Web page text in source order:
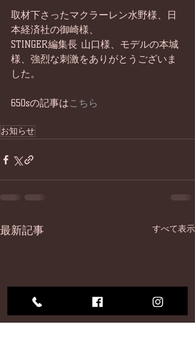
取材下さったマクラーレン水野様、日
本経済社の御崎様、
STINGER編集長 山口様、モデルの本城
様、強烈な刺激をありがとうございま
した。
650sの記事はこちら
お知らせ
最新記事 すべて表示